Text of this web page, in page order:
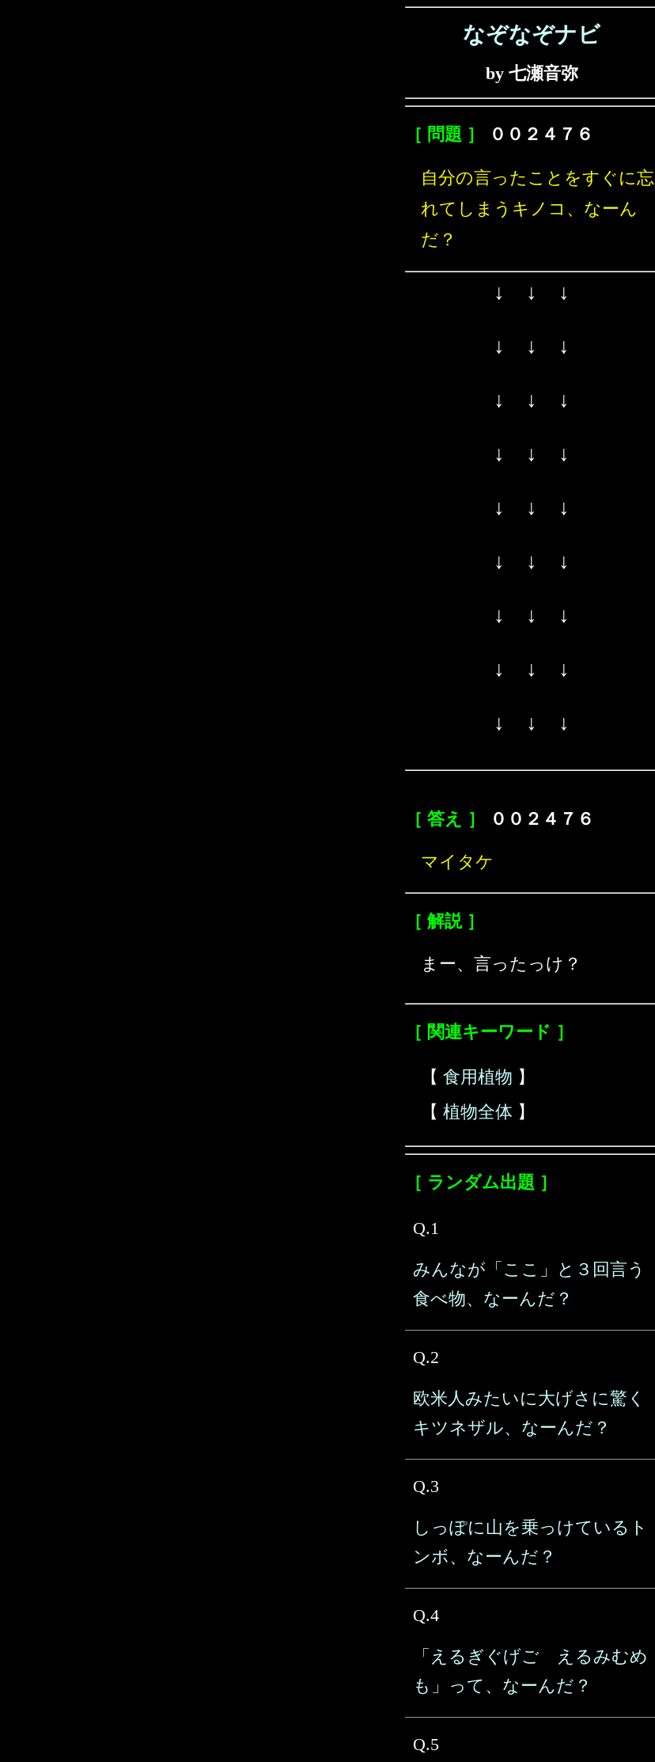
なぞなぞナビ
by 七瀬音弥
［ 問題 ］ ００２４７６
自分の言ったことをすぐに忘
れてしまうキノコ、なーん
だ？
↓ ↓ ↓
↓ ↓ ↓
↓ ↓ ↓
↓ ↓ ↓
↓ ↓ ↓
↓ ↓ ↓
↓ ↓ ↓
↓ ↓ ↓
↓ ↓ ↓
［ 答え ］ ００２４７６
マイタケ
［ 解説 ］
まー、言ったっけ？
［ 関連キーワード ］
【 食用植物 】
【 植物全体 】
［ ランダム出題 ］
Q.1
みんなが「ここ」と３回言う
食べ物、なーんだ？
Q.2
欧米人みたいに大げさに驚く
キツネザル、なーんだ？
Q.3
しっぽに山を乗っけているト
ンボ、なーんだ？
Q.4
「えるぎぐげご えるみむめ
も」って、なーんだ？
Q.5